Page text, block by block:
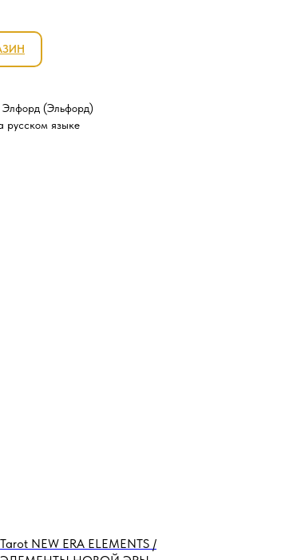
(Эльфорд)
русском языке
Tarot NEW ERA ELEMENTS /